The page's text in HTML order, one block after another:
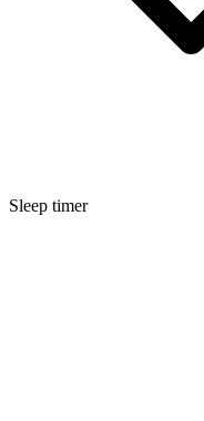
Sleep timer